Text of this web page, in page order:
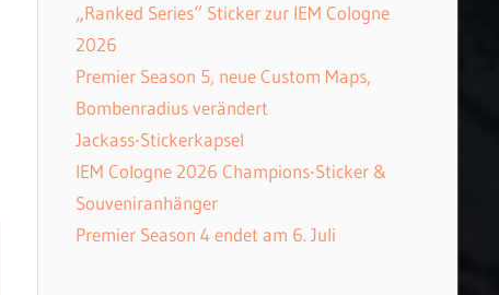
„Ranked Series“ Sticker zur IEM Cologne
2026
Premier Season 5, neue Custom Maps,
Bombenradius verändert
Jackass-Stickerkapsel
IEM Cologne 2026 Champions-Sticker &
Souveniranhänger
Premier Season 4 endet am 6. Juli